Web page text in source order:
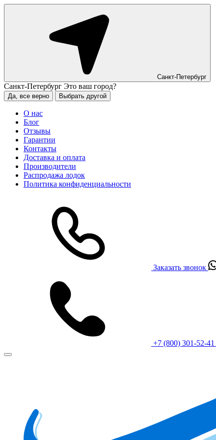
Санкт-Петербург
Санкт-Петербург Это ваш город?
Да, все верно Выбрать другой
О нас
Блог
Отзывы
Гарантии
Контакты
Доставка и оплата
Производители
Распродажа лодок
Политика конфиденциальности
Заказать звонок
+7 (800) 301-52-41